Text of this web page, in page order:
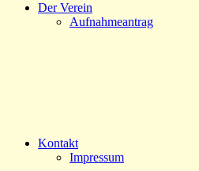
Der Verein
Aufnahmeantrag
Kontakt
Impressum